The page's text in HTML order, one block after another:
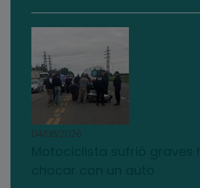
04/08/2026